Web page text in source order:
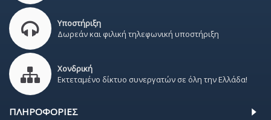
Υποστήριξη
Δωρεάν και φιλική τηλεφωνική υποστήριξη
Χονδρική
Εκτεταμένο δίκτυο συνεργατών σε όλη την Ελλάδα!
ΠΛΗΡΟΦΟΡΊΕΣ